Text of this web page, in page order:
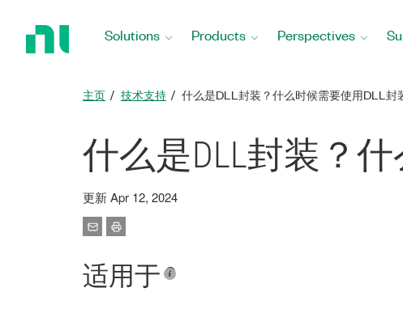
Solutions Products Perspectives
主页 技术支持 什么是DLL封装？什么时候需要使用DLL封
什么是DLL封装？
更新 Apr 12, 2024
适用于